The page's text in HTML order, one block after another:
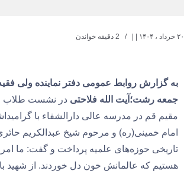
۲۰ خرداد ، ۱۴۰۴
به گزارش روابط عمومی دفتر نماینده ولی
جمعه رشت؛آیت الله فلاحتی در نشست طلاب و
مقیم قم در مدرسه عالی دارالشفاء با
امام خمینی(ره) و مرحوم شیخ عبدالکریم
تاریخی حوزه‌های علمیه پرداخت و گفت: ما
هستیم که عالمانش خون دل خوردند. از شهید